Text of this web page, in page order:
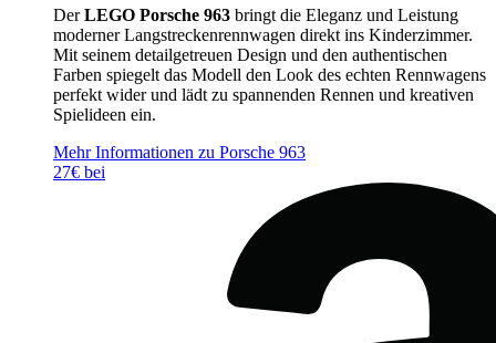
DerLEGO Porsche 963 bringt die Eleganz und Leistung
moderner Langstreckenrennwagen direkt ins Kinderzimmer.
Mit seinem detailgetreuen Design und den authentischen
Farben spiegelt das Modell den Look des echten Rennwagens
perfekt wider und lädt zu spannenden Rennen und kreativen
Spielideen ein.
Mehr Informationen zu Porsche 963
27€ bei